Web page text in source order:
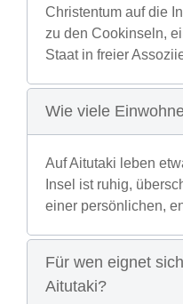
Christentum auf die
zu den Cookinseln,
Staat in freier
Wie viele
Auf Aitutaki leben
Insel ist ruhig,
einer persönlichen,
Für wen eignet
Aitutaki?